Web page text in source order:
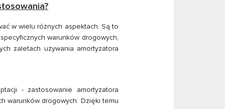
w wielu różnych aspektach. Są to
warunków drogowych,
zaletach używania amortyzatora
- zastosowanie amortyzatora
warunków drogowych. Dzięki temu